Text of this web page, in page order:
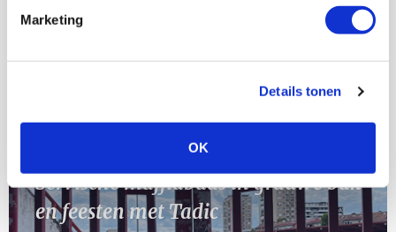
Marketing
Details tonen
OK
SEP
Servische maffiabaas in grauwe bak
en feesten met Tadic